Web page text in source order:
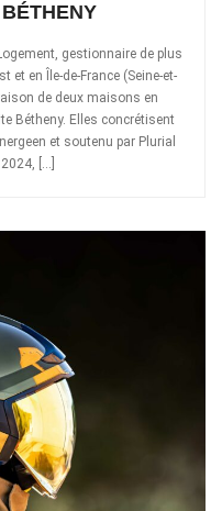
gestionnaire de plus
et en Île-de-France (Seine-et-
de deux maisons en
Bétheny. Elles concrétisent
et soutenu par Plurial
[…]